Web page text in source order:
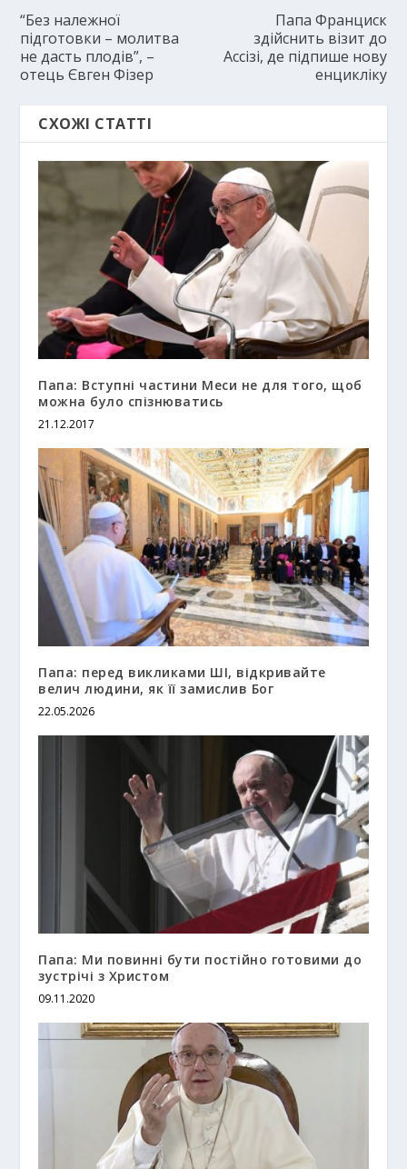
“Без належної
підготовки – молитва
не дасть плодів”, –
отець Євген Фізер
Папа Франциск
здійснить візит до
Ассізі, де підпише нову
енцикліку
СХОЖІ СТАТТІ
Папа: Вступні частини Меси не для того, щоб
можна було спізнюватись
21.12.2017
Папа: перед викликами ШІ, відкривайте
велич людини, як її замислив Бог
22.05.2026
Папа: Ми повинні бути постійно готовими до
зустрічі з Христом
09.11.2020